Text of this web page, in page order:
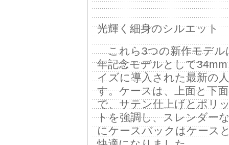
光輝く細身のシルエット
これら3つの新作モデル
年記念モデルとして
イズに導入された最新の
す。ケースは、上面と下
で、サテン仕上げとポリ
トを強調し、スレンダー
にケースバックはケース